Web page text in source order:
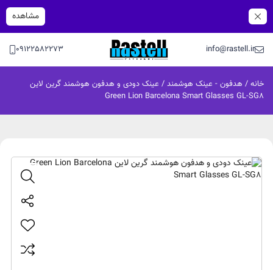
مشاهده
info@rastell.ir
09122582273
خانه / هدفون - عینک هوشمند / عینک دودی و هدفون هوشمند گرین لاین
Green Lion Barcelona Smart Glasses GL-SG8